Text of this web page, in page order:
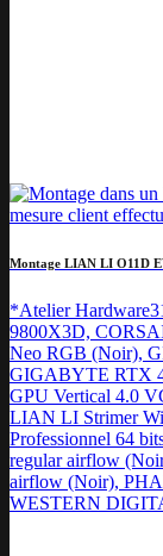
Montage LIAN LI O11D
*Atelier
9800X3D,
Neo RGB (Noir),
GIGABYTE RTX
GPU Vertical 4.0
LIAN LI Strimer
Professionnel 64
regular airflow
airflow (Noir),
WESTERN